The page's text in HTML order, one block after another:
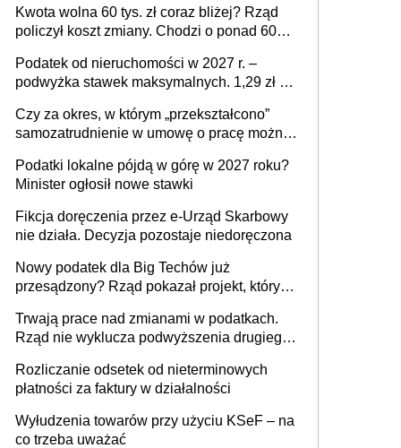
Kwota wolna 60 tys. zł coraz bliżej? Rząd
policzył koszt zmiany. Chodzi o ponad 60
Podatek od nieruchomości w 2027 r. –
podwyżka stawek maksymalnych. 1,29 zł za
budynków i lokali związanych z
prowadzeniem działalności gospodarczej
Czy za okres, w którym „przekształcono”
samozatrudnienie w umowę o pracę można
umowy cywilnoprawnej jedynym
racjonalnym wyjściem
Podatki lokalne pójdą w górę w 2027 roku?
Minister ogłosił nowe stawki
Fikcja doręczenia przez e-Urząd Skarbowy
nie działa. Decyzja pozostaje niedoręczona
Nowy podatek dla Big Techów już
przesądzony? Rząd pokazał projekt, który
Trwają prace nad zmianami w podatkach.
Rząd nie wyklucza podwyższenia drugiego
Rozliczanie odsetek od nieterminowych
płatności za faktury w działalności
Wyłudzenia towarów przy użyciu KSeF – na
co trzeba uważać